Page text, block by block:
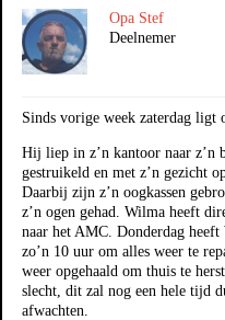
Opa Stef
Deelnemer
Sinds vorige week zaterdag ligt
Hij liep in z’n kantoor naar z’n
gestruikeld en met z’n gezicht
Daarbij zijn z’n oogkassen
z’n ogen gehad. Wilma heeft
naar het AMC. Donderdag
zo’n 10 uur om alles weer te
weer opgehaald om thuis te
slecht, dit zal nog een hele tijd
afwachten.